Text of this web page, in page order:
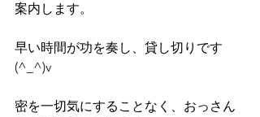
案内します。
早い時間が功を奏し、貸し切りです
(^_^)v
密を一切気にすることなく、おっさん